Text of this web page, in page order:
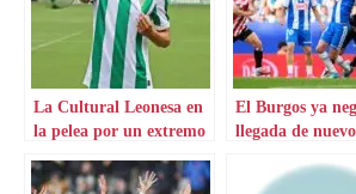
La Cultural Leonesa en
la pelea por un extremo
El Burgos ya
llegada de nuevo